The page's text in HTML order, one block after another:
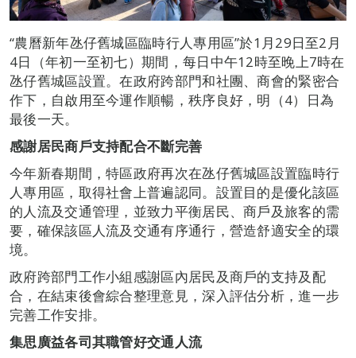
“農曆新年氹仔舊城區臨時行人專用區”於1月29日至2月
4日（年初一至初七）期間，每日中午12時至晚上7時在
氹仔舊城區設置。在政府跨部門和社團、商會的緊密合
作下，自啟用至今運作順暢，秩序良好，明（4）日為
最後一天。
感謝居民商戶支持配合不斷完善
今年新春期間，特區政府再次在氹仔舊城區設置臨時行
人專用區，取得社會上普遍認同。設置目的是優化該區
的人流及交通管理，並致力平衡居民、商戶及旅客的需
要，確保該區人流及交通有序通行，營造舒適安全的環
境。
政府跨部門工作小組感謝區內居民及商戶的支持及配
合，在結束後會綜合整理意見，深入評估分析，進一步
完善工作安排。
集思廣益各司其職管好交通人流